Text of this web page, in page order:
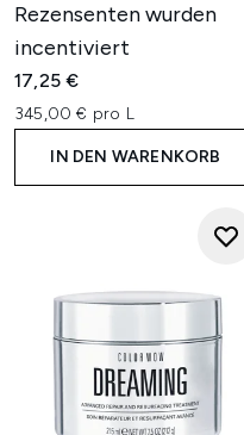
Rezensenten wurden
incentiviert
17,25 €
345,00 € pro L
IN DEN WARENKORB